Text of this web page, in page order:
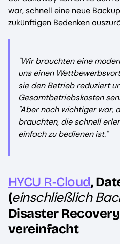
war, schnell eine neue
zukünftigen Bedenken
"Wir brauchten eine
uns einen
sie den Betrieb reduziert
Gesamtbetriebskosten
"Aber noch wichtiger war,
brauchten, die schnell
einfach zu bedienen ist."
HYCU R-Cloud,
(einschließlich
Disaster
vereinfacht